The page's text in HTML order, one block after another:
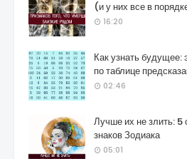
(и у них все в
16:20
Как узнать
по таблице
02:46
Лучше их не злить:
знаков Зодиака
05:01